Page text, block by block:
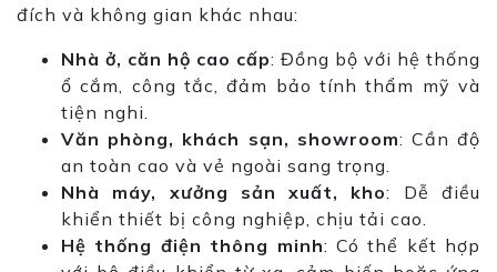
đích và không gian khác nhau:
Nhà ở, căn hộ cao cấp: Đồng bộ với hệ thống
ổ cắm, công tắc, đảm bảo tính thẩm mỹ và
tiện nghi.
Văn phòng, khách sạn, showroom: Cần độ
an toàn cao và vẻ ngoài sang trọng.
Nhà máy, xưởng sản xuất, kho: Dễ điều
khiển thiết bị công nghiệp, chịu tải cao.
Hệ thống điện thông minh: Có thể kết hợp